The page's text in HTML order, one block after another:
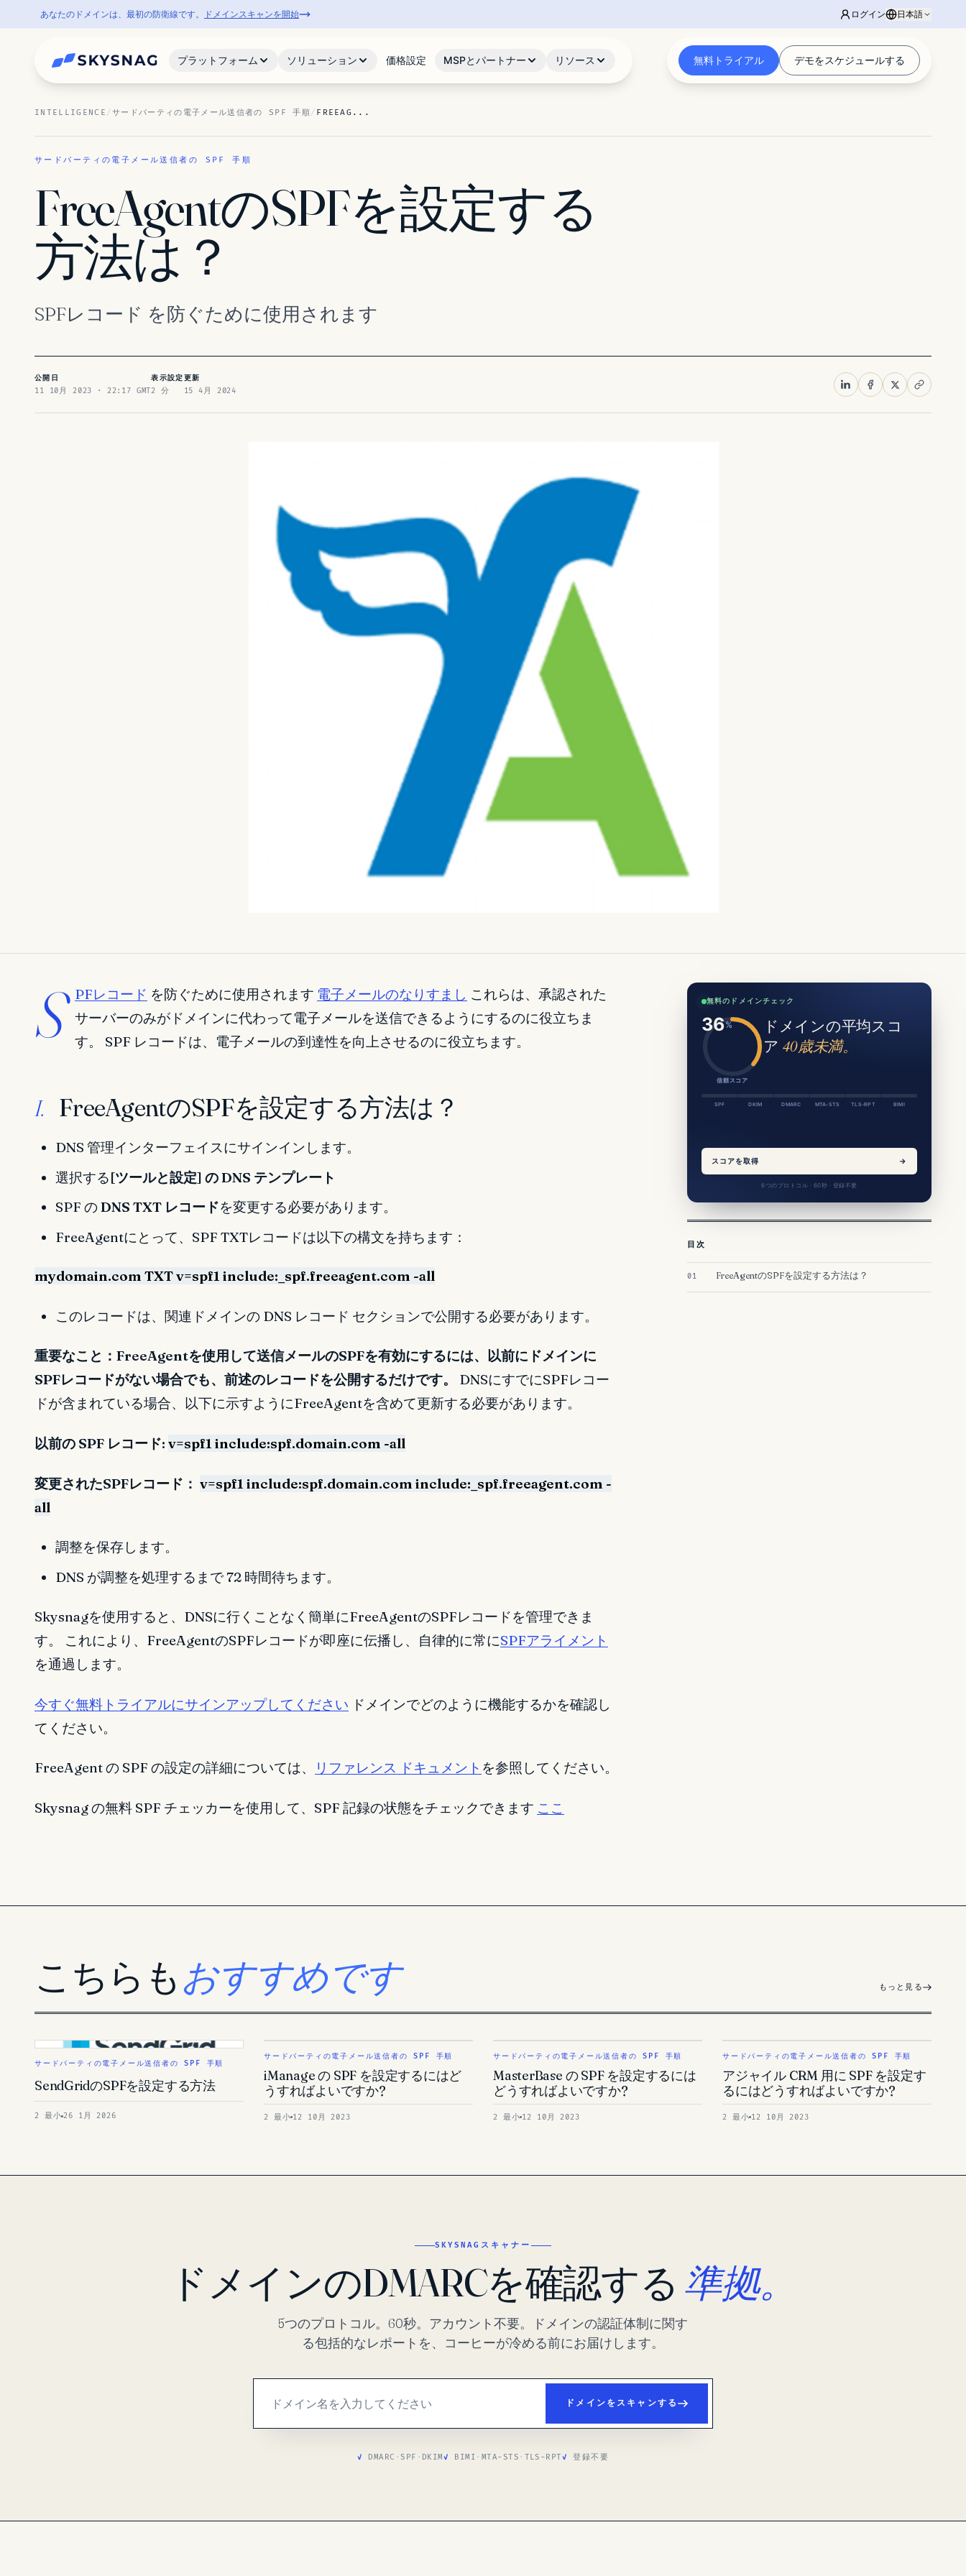
あなたのドメインは、最初の防衛線です。 ドメインスキャンを開始 ログイン 日本語
プラットフォーム ソリューション 価格設定 MSPとパートナー リソース 無料トライアル デモをスケジュールする
INTELLIGENCE /サードパーティの電子メール送信者の SPF 手順/ FREEAG...
サードパーティの電子メール送信者の SPF 手順
FreeAgentのSPFを設定する
方法は？
SPFレコード を防ぐために使用されます
公開日
11 10月 2023 · 22:17 GMT
表示設定
2 分
更新
15 4月 2024
S PFレコード を防ぐために使用されます 電子メールのなりすまし これらは、承認された
サーバーのみがドメインに代わって電子メールを送信できるようにするのに役立ちま
す。 SPF レコードは、電子メールの到達性を向上させるのに役立ちます。
I. FreeAgentのSPFを設定する方法は？
DNS 管理インターフェイスにサインインします。
選択する[ツールと設定] の DNS テンプレート
SPF のDNS TXT レコードを変更する必要があります。
FreeAgentにとって、SPF TXTレコードは以下の構文を持ちます：
mydomain.com TXT v=spf1 include:_spf.freeagent.com -all
このレコードは、関連ドメインの DNS レコード セクションで公開する必要があります。
重要なこと：FreeAgentを使用して送信メールのSPFを有効にするには、以前にドメインに
SPFレコードがない場合でも、前述のレコードを公開するだけです。
DNSにすでにSPFレコー
ドが含まれている場合、以下に示すようにFreeAgentを含めて更新する必要があります。
以前の SPF レコード: v=spf1 include:spf.domain.com -all
変更されたSPFレコード： v=spf1 include:spf.domain.com include:_spf.freeagent.com -
all
調整を保存します。
DNS が調整を処理するまで 72 時間待ちます。
Skysnagを使用すると、DNSに行くことなく簡単にFreeAgentのSPFレコードを管理できま
す。 これにより、FreeAgentのSPFレコードが即座に伝播し、自律的に常にSPFアライメント
を通過します。
今すぐ無料トライアルにサインアップしてください ドメインでどのように機能するかを確認し
てください。
FreeAgent の SPF の設定の詳細については、 リファレンス ドキュメント を参照してください。
Skysnag の無料 SPF チェッカーを使用して、SPF 記録の状態をチェックできます ここ
無料のドメインチェック
信頼スコア
ドメインの平均スコ
ア 40歳未満。
SPF DKIM DMARC MTA-STS TLS-RPT BIMI
スコアを取得 →
6つのプロトコル · 60秒 · 登録不要
目次
FreeAgentのSPFを設定する方法は？
こちらもおすすめです もっと見る
サードパーティの電子メール送信者の SPF 手順
SendGridのSPFを設定する方法
2 最小 26 1月 2026
サードパーティの電子メール送信者の SPF 手順
iManage の SPF を設定するにはど
うすればよいですか?
2 最小 12 10月 2023
サードパーティの電子メール送信者の SPF 手順
MasterBase の SPF を設定するには
どうすればよいですか?
2 最小 12 10月 2023
サードパーティの電子メール送信者の SPF 手順
アジャイル CRM 用に SPF を設定す
るにはどうすればよいですか?
2 最小 12 10月 2023
SKYSNAGスキャナー
ドメインのDMARCを確認する 準拠。
5つのプロトコル。60秒。アカウント不要。ドメインの認証体制に関す
る包括的なレポートを、コーヒーが冷める前にお届けします。
ドメインをスキャンする
DMARC · SPF · DKIM BIMI · MTA-STS · TLS-RPT 登録不要